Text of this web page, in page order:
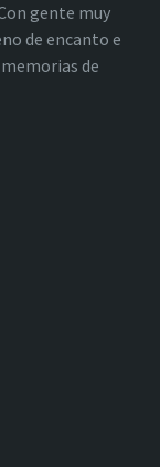
gente muy
de encanto e
de